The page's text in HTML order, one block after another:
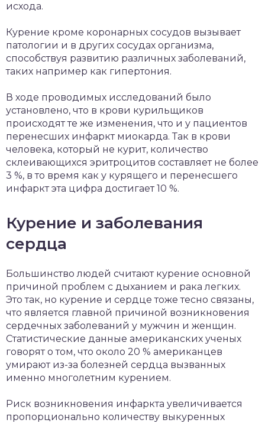
исхода.
Курение кроме коронарных сосудов вызывает
патологии и в других сосудах организма,
способствуя развитию различных заболеваний,
таких например как гипертония.
В ходе проводимых исследований было
установлено, что в крови курильщиков
происходят те же изменения, что и у пациентов
перенесших инфаркт миокарда. Так в крови
человека, который не курит, количество
склеивающихся эритроцитов составляет не более
3 %, в то время как у курящего и перенесшего
инфаркт эта цифра достигает 10 %.
Курение и заболевания
сердца
Большинство людей считают курение основной
причиной проблем с дыханием и рака легких.
Это так, но курение и сердце тоже тесно связаны,
что является главной причиной возникновения
сердечных заболеваний у мужчин и женщин.
Статистические данные американских ученых
говорят о том, что около 20 % американцев
умирают из-за болезней сердца вызванных
именно многолетним курением.
Риск возникновения инфаркта увеличивается
пропорционально количеству выкуренных